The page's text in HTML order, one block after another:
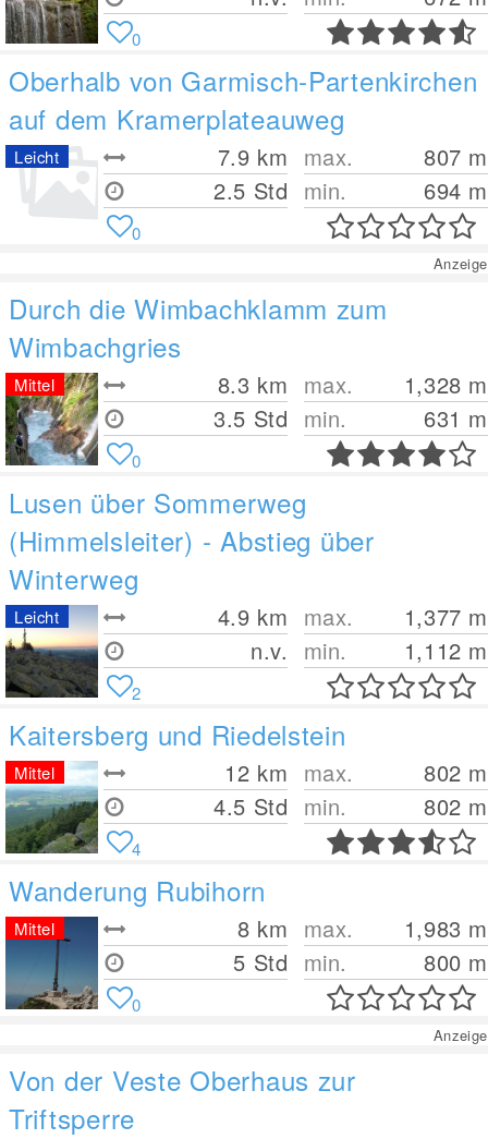
0
Oberhalb von Garmisch-Partenkirchen
auf dem Kramerplateauweg
7.9 km
2.5 Std
max. 807 m
min.
694 m
Leicht
0
Anzeige
Durch die Wimbachklamm zum
Wimbachgries
8.3 km
3.5 Std
max. 1,328 m
min.
631 m
Mittel
0
Lusen über Sommerweg
(Himmelsleiter) - Abstieg über
Winterweg
4.9 km
n.v.
max. 1,377 m
min.
1,112 m
Leicht
2
Kaitersberg und Riedelstein
12 km
4.5 Std
max. 802 m
min.
802 m
Mittel
4
Wanderung Rubihorn
8 km
5 Std
max. 1,983 m
min.
800 m
Mittel
0
Anzeige
Von der Veste Oberhaus zur
Triftsperre